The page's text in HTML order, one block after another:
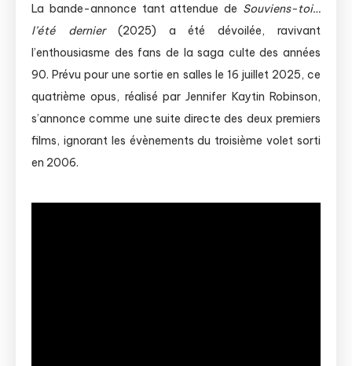
La bande-annonce tant attendue de Souviens-toi…
l’été dernier(2025) a été dévoilée, ravivant
l’enthousiasme des fans de la saga culte des années
90. Prévu pour une sortie en salles le 16 juillet 2025, ce
quatrième opus, réalisé par Jennifer Kaytin Robinson,
s’annonce comme une suite directe des deux premiers
films, ignorant les évènements du troisième volet sorti
en 2006.